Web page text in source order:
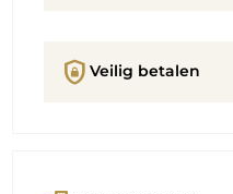
shield_lock Veilig betalen